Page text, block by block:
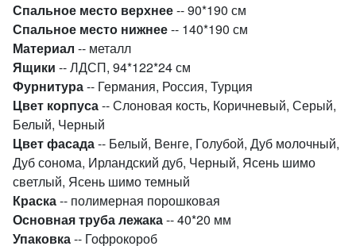
Спальное место верхнее-- 90*190 см
Спальное место нижнее-- 140*190 см
Материал -- металл
Ящики -- ЛДСП, 94*122*24 см
Фурнитура-- Германия, Россия, Турция
Цвет корпуса-- Слоновая кость, Коричневый, Серый,
Белый, Черный
Цвет фасада-- Белый, Венге, Голубой, Дуб молочный,
Дуб сонома, Ирландский дуб, Черный, Ясень шимо
светлый, Ясень шимо темный
Краска-- полимерная порошковая
Основная труба лежака-- 40*20 мм
Упаковка-- Гофрокороб